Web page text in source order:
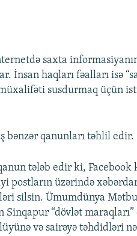
saxta
İnsan haqları fəalları isə
susdurmaq üçün
bənzər qanunları təhlil edir.
tələb edir ki, Facebook
postların üzərində
silsin. Ümumdünya
“dövlət maraqları”
və sairəyə təhdidləri